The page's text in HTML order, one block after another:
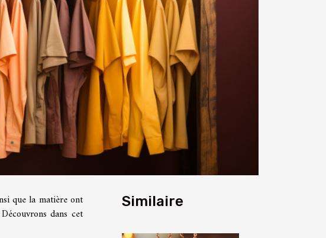
que la matière ont
dans cet
Similaire